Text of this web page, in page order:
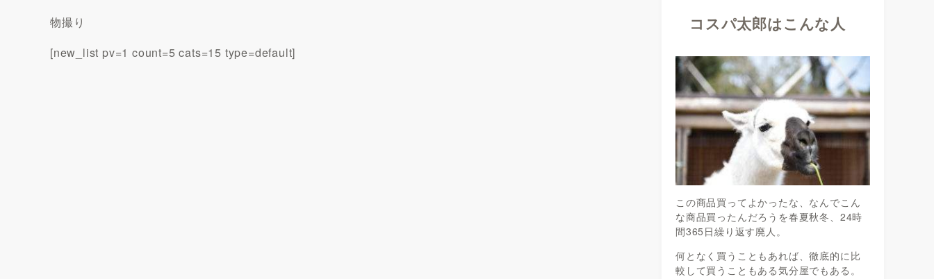
物撮り
[new_list pv=1 count=5 cats=15 type=default]
コスパ太郎はこんな人
この商品買ってよかったな、なんでこん
な商品買ったんだろうを春夏秋冬、24時
間365日繰り返す廃人。
何となく買うこともあれば、徹底的に比
較して買うこともある気分屋でもある。